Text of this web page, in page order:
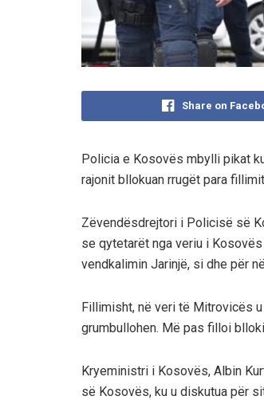
Share on
Policia e Kosovës mbylli pikat
rajonit bllokuan rrugët para
Zëvendësdrejtori i Policisë së
se qytetarët nga veriu i
vendkalimin Jarinjë, si dhe për
Fillimisht, në veri të Mitrovicës
grumbullohen. Më pas filloi
Kryeministri i Kosovës, Albin
së Kosovës, ku u diskutua për